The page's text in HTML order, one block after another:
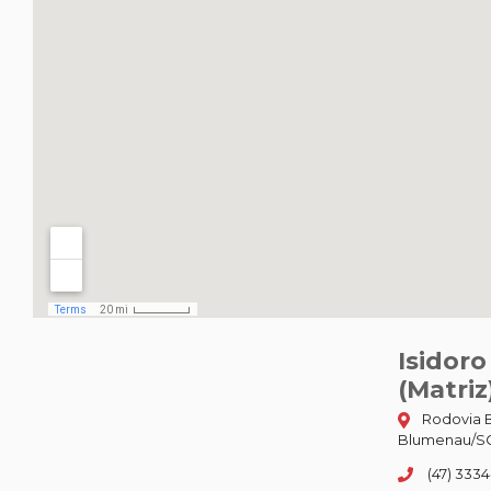
Rodovia
Blumenau/
(47)